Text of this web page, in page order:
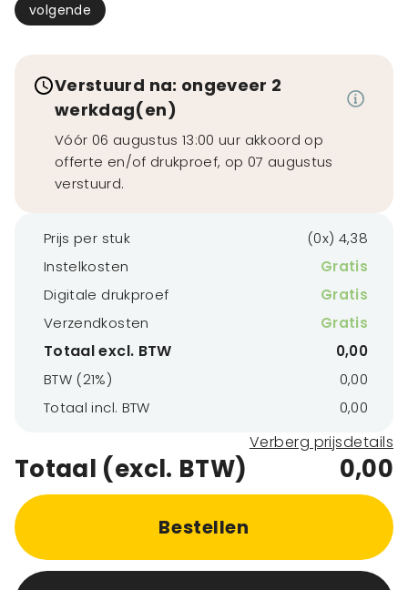
volgende
Verstuurd na: ongeveer 2
werkdag(en)
Vóór 06 augustus 13:00 uur akkoord op
offerte en/of drukproef, op 07 augustus
verstuurd.
Prijs per stuk
(0x) 4,38
Instelkosten
Gratis
Digitale drukproef
Gratis
Verzendkosten
Gratis
Totaal excl. BTW
0,00
BTW (21%)
0,00
Totaal incl. BTW
0,00
Verberg prijsdetails
Totaal (excl. BTW) 0,00
Bestellen